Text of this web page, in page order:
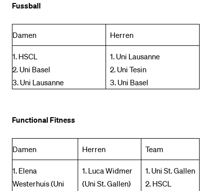
Fussball
Damen Herren
1. HSCL
2. Uni Basel
3. Uni Lausanne
1. Uni Lausanne
2. Uni Tesin
3. Uni Basel
Functional Fitness
Damen Herren Team
1. Elena
Westerhuis (Uni
1. Luca Widmer
(Uni St. Gallen)
1. Uni St. Gallen
2. HSCL